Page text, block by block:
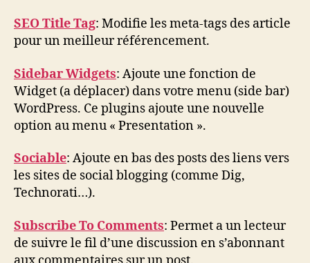
SEO Title Tag: Modifie les meta-tags des article
pour un meilleur référencement.
Sidebar Widgets: Ajoute une fonction de
Widget (a déplacer) dans votre menu (side bar)
WordPress. Ce plugins ajoute une nouvelle
option au menu « Presentation ».
Sociable: Ajoute en bas des posts des liens vers
les sites de social blogging (comme Dig,
Technorati…).
Subscribe To Comments: Permet a un lecteur
de suivre le fil d’une discussion en s’abonnant